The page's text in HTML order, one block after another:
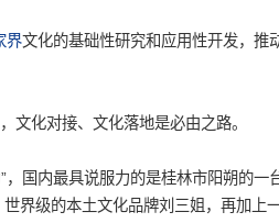
界文化的基础性研究和应用性开发，推
化对接、文化落地是必由之路。
国内最具说服力的是桂林市阳朔的一
世界级的本土文化品牌刘三姐，再加上